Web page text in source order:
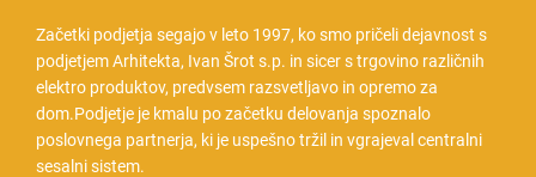
Začetki podjetja segajo v leto 1997, ko smo pričeli dejavnost s
podjetjem Arhitekta, Ivan Šrot s.p. in sicer s trgovino različnih
elektro produktov, predvsem razsvetljavo in opremo za
dom.Podjetje je kmalu po začetku delovanja spoznalo
poslovnega partnerja, ki je uspešno tržil in vgrajeval centralni
sesalni sistem.